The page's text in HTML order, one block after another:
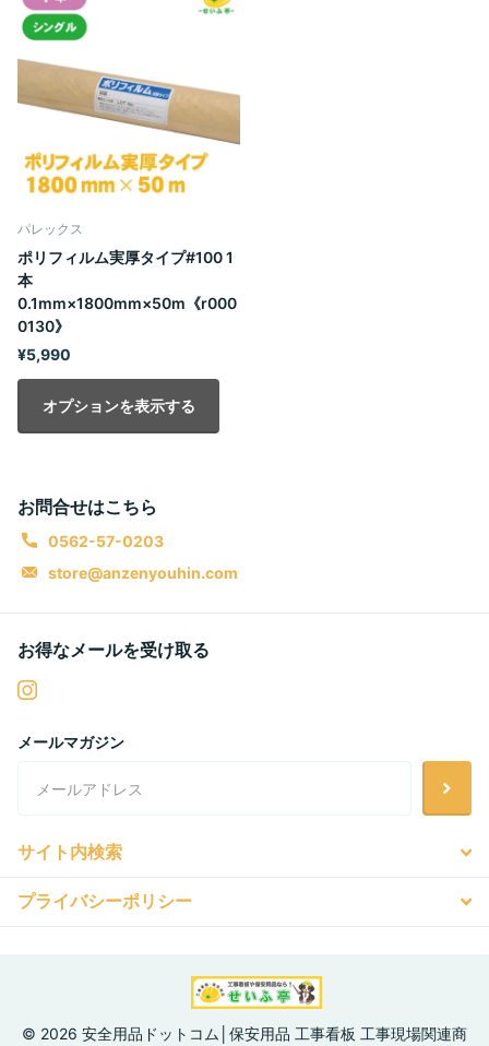
パレックス
ポリフィルム実厚タイプ#100 1
本
0.1mm×1800mm×50m《r000
0130》
¥5,990
オプションを表示する
お問合せはこちら
0562-57-0203
store@anzenyouhin.com
お得なメールを受け取る
メールマガジン
サイト内検索
プライバシーポリシー
© 2026 安全用品ドットコム│保安用品 工事看板 工事現場関連商